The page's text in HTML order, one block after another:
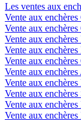
Les ventes aux
Vente aux
Vente aux
Vente aux
Vente aux
Vente aux
Vente aux
Vente aux
Vente aux
Vente aux
Vente aux